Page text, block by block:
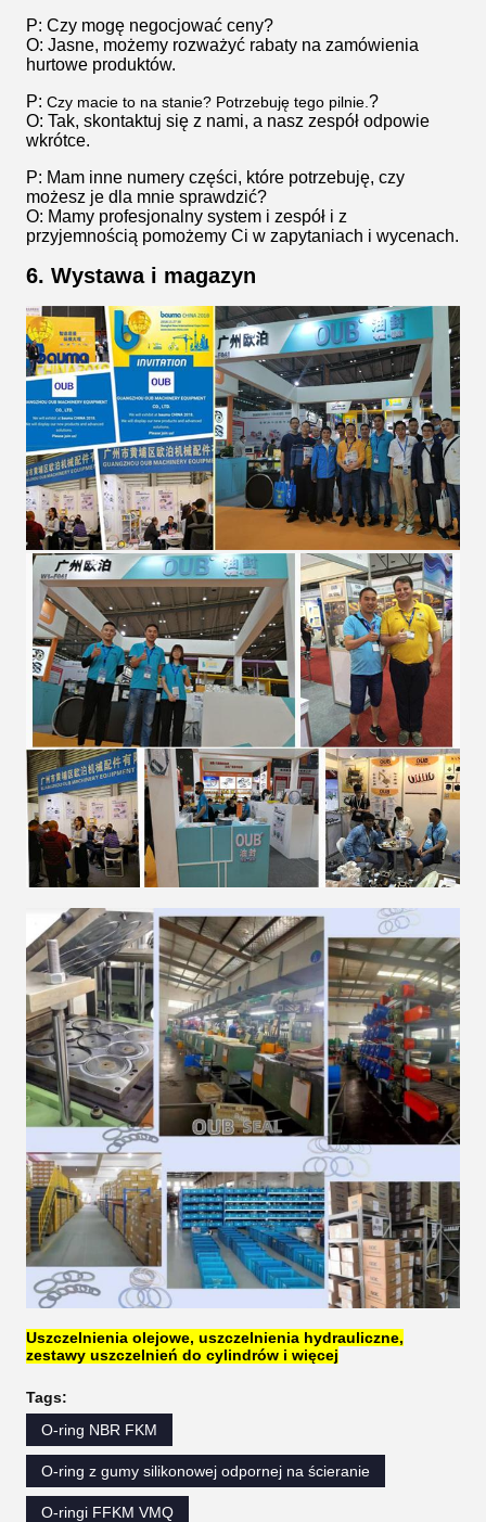
P: Czy mogę negocjować ceny?
O: Jasne, możemy rozważyć rabaty na zamówienia
hurtowe produktów.
P: Czy macie to na stanie? Potrzebuję tego pilnie. ?
O: Tak, skontaktuj się z nami, a nasz zespół odpowie
wkrótce.
P: Mam inne numery części, które potrzebuję, czy
możesz je dla mnie sprawdzić?
O: Mamy profesjonalny system i zespół i z
przyjemnością pomożemy Ci w zapytaniach i wycenach.
6. Wystawa i magazyn
Uszczelnienia olejowe, uszczelnienia hydrauliczne,
zestawy uszczelnień do cylindrów i więcej
Tags:
O-ring NBR FKM
O-ring z gumy silikonowej odpornej na ścieranie
O-ringi FFKM VMQ